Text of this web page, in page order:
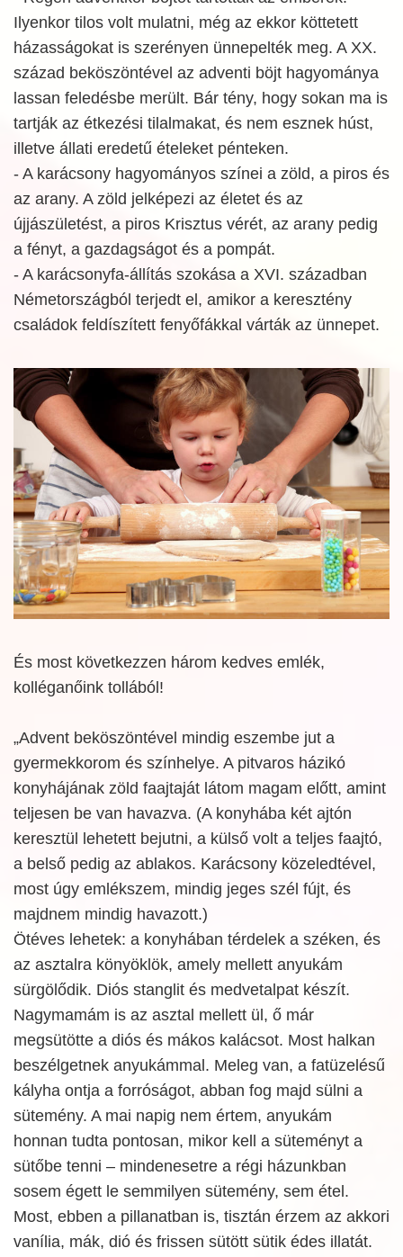
Ilyenkor tilos volt mulatni, még az ekkor köttetett
házasságokat is szerényen ünnepelték meg. A XX.
század beköszöntével az adventi böjt hagyománya
lassan feledésbe merült. Bár tény, hogy sokan ma is
tartják az étkezési tilalmakat, és nem esznek húst,
illetve állati eredetű ételeket pénteken.
- A karácsony hagyományos színei a zöld, a piros és
az arany. A zöld jelképezi az életet és az
újjászületést, a piros Krisztus vérét, az arany pedig
a fényt, a gazdagságot és a pompát.
- A karácsonyfa-állítás szokása a XVI. században
Németországból terjedt el, amikor a keresztény
családok feldíszített fenyőfákkal várták az ünnepet.
És most következzen három kedves emlék,
kolléganőink tollából!
„Advent beköszöntével mindig eszembe jut a
gyermekkorom és színhelye. A pitvaros házikó
konyhájának zöld faajtaját látom magam előtt, amint
teljesen be van havazva. (A konyhába két ajtón
keresztül lehetett bejutni, a külső volt a teljes faajtó,
a belső pedig az ablakos. Karácsony közeledtével,
most úgy emlékszem, mindig jeges szél fújt, és
majdnem mindig havazott.)
Ötéves lehetek: a konyhában térdelek a széken, és
az asztalra könyöklök, amely mellett anyukám
sürgölődik. Diós stanglit és medvetalpat készít.
Nagymamám is az asztal mellett ül, ő már
megsütötte a diós és mákos kalácsot. Most halkan
beszélgetnek anyukámmal. Meleg van, a fatüzelésű
kályha ontja a forróságot, abban fog majd sülni a
sütemény. A mai napig nem értem, anyukám
honnan tudta pontosan, mikor kell a süteményt a
sütőbe tenni – mindenesetre a régi házunkban
sosem égett le semmilyen sütemény, sem étel.
Most, ebben a pillanatban is, tisztán érzem az akkori
vanília, mák, dió és frissen sütött sütik édes illatát.